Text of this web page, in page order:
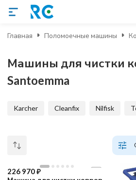
Главная Поломоечные машины
Машины для чистки
Santoemma
Karcher Cleanfix Nilfisk
226 970₽